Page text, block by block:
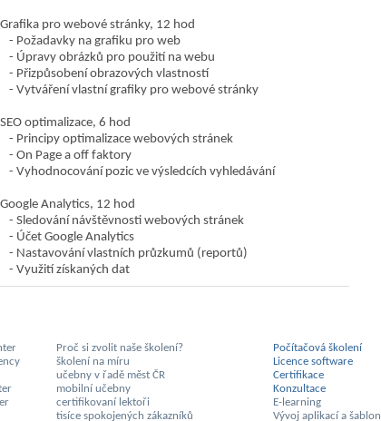
Grafika pro webové stránky, 12 hod
Požadavky na grafiku pro web
Úpravy obrázků pro použití na webu
Přizpůsobení obrazových vlastností
Vytváření vlastní grafiky pro webové stránky
SEO optimalizace, 6 hod
Principy optimalizace webových stránek
On Page a off faktory
Vyhodnocování pozic ve výsledcích vyhledávání
Google Analytics, 12 hod
Sledování návštěvnosti webových stránek
Účet Google Analytics
Nastavování vlastních průzkumů (reportů)
Využití získaných dat
Proč si zvolit naše školení?
školení na míru
učebny v řadě měst ČR
mobilní učebny
certifikovaní lektoři
tisíce spokojených zákazníků
Počítačová školení
Licence software
Certifikace
Konzultace
E-learning
Vývoj aplikací a šablon